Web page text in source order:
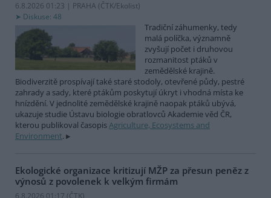
6.8.2026 01:23 | PRAHA (ČTK/Ekolist)
Diskuse: 48
Tradiční záhumenky, tedy
malá políčka, významně
zvyšují počet i druhovou
rozmanitost ptáků v
zemědělské krajině.
Biodiverzitě prospívají také staré stodoly, otevřené půdy, pestré
zahrady a sady, které ptákům poskytují úkryt i vhodná místa ke
hnízdění. V jednolité zemědělské krajině naopak ptáků ubývá,
ukazuje studie Ústavu biologie obratlovců Akademie věd ČR,
kterou publikoval časopisAgriculture, Ecosystems and
Environment.
Ekologické organizace kritizují MŽP za přesun peněz z
výnosů z povolenek k velkým firmám
6.8.2026 01:17 (ČTK)